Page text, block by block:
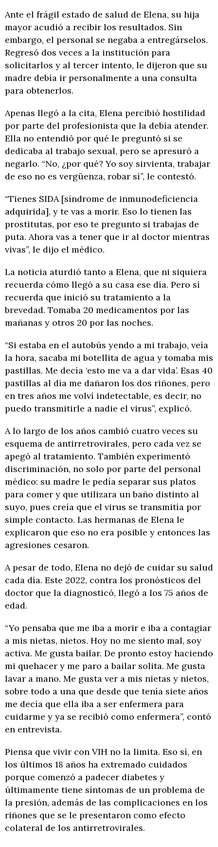
Ante el frágil estado de salud de Elena, su hija
mayor acudió a recibir los resultados. Sin
embargo, el personal se negaba a entregárselos.
Regresó dos veces a la institución para
solicitarlos y al tercer intento, le dijeron que su
madre debía ir personalmente a una consulta
para obtenerlos.
Apenas llegó a la cita, Elena percibió hostilidad
por parte del profesionista que la debía atender.
Ella no entendió por qué le preguntó si se
dedicaba al trabajo sexual, pero se apresuró a
negarlo. “No, ¿por qué? Yo soy sirvienta, trabajar
de eso no es vergüenza, robar sí”, le contestó.
“Tienes SIDA [síndrome de inmunodeficiencia
adquirida], y te vas a morir. Eso lo tienen las
prostitutas, por eso te pregunto si trabajas de
puta. Ahora vas a tener que ir al doctor mientras
vivas”, le dijo el médico.
La noticia aturdió tanto a Elena, que ni siquiera
recuerda cómo llegó a su casa ese día. Pero sí
recuerda que inició su tratamiento a la
brevedad. Tomaba 20 medicamentos por las
mañanas y otros 20 por las noches.
“Si estaba en el autobús yendo a mi trabajo, veía
la hora, sacaba mi botellita de agua y tomaba mis
pastillas. Me decía ‘esto me va a dar vida’. Esas 40
pastillas al día me dañaron los dos riñones, pero
en tres años me volví indetectable, es decir, no
puedo transmitirle a nadie el virus”, explicó.
A lo largo de los años cambió cuatro veces su
esquema de antirretrovirales, pero cada vez se
apegó al tratamiento. También experimentó
discriminación, no solo por parte del personal
médico: su madre le pedía separar sus platos
para comer y que utilizara un baño distinto al
suyo, pues creía que el virus se transmitía por
simple contacto. Las hermanas de Elena le
explicaron que eso no era posible y entonces las
agresiones cesaron.
A pesar de todo, Elena no dejó de cuidar su salud
cada día. Este 2022, contra los pronósticos del
doctor que la diagnosticó, llegó a los 75 años de
edad.
“Yo pensaba que me iba a morir e iba a contagiar
a mis nietas, nietos. Hoy no me siento mal, soy
activa. Me gusta bailar. De pronto estoy haciendo
mi quehacer y me paro a bailar solita. Me gusta
lavar a mano. Me gusta ver a mis nietas y nietos,
sobre todo a una que desde que tenía siete años
me decía que ella iba a ser enfermera para
cuidarme y ya se recibió como enfermera”, contó
en entrevista.
Piensa que vivir con VIH no la limita. Eso sí, en
los últimos 18 años ha extremado cuidados
porque comenzó a padecer diabetes y
últimamente tiene síntomas de un problema de
la presión, además de las complicaciones en los
riñones que se le presentaron como efecto
colateral de los antirretrovirales.